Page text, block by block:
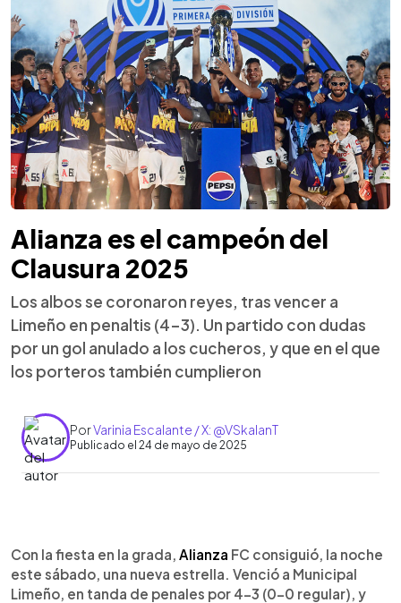
Alianza es el campeón del
Clausura 2025
Los albos se coronaron reyes, tras vencer a
Limeño en penaltis (4-3). Un partido con dudas
por un gol anulado a los cucheros, y que en el que
los porteros también cumplieron
PorVarinia Escalante / X: @VSkalanT
Publicado el 24 de mayo de 2025
► Escuchar artículo
Con la fiesta en la grada, Alianza FC consiguió, la noche
este sábado, una nueva estrella. Venció a Municipal
Limeño, en tanda de penales por 4-3 (0-0 regular), y